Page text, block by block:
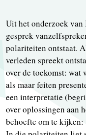
Uit het onderzoek
gesprek
polariteiten ontstaat.
verleden spreekt
over de toekomst: wat
als maar feiten
een interpretatie
over oplossingen aan
behoefte om te kijken: